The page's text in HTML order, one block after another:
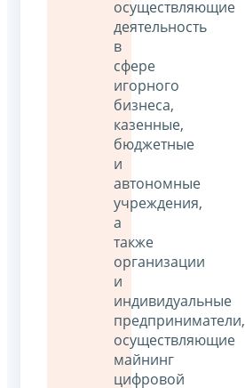
осуществляющие
деятельность
в
сфере
игорного
бизнеса,
казенные,
бюджетные
и
автономные
учреждения,
а
также
организации
и
индивидуальные
предприниматели,
осуществляющие
майнинг
цифровой